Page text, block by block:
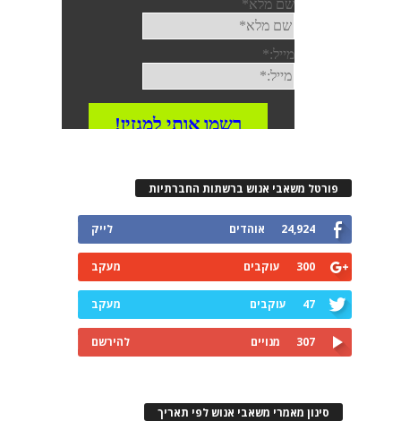
פורטל משאבי אנוש ברשתות החברתיות
24,924 אוהדים לייק
300 עוקבים מעקב
47 עוקבים מעקב
307 מנויים להירשם
סינון מאמרי משאבי אנוש לפי תאריך